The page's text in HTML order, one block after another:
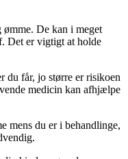
De kan i meget
Det er vigtigt at holde
du får, jo større er risikoen
medicin kan afhjælpe
mens du er i behandlinge,